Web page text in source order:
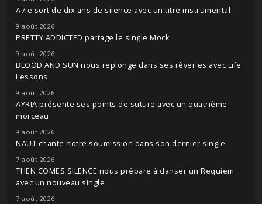
A7ie sort de dix ans de silence avec un titre instrumental
9 août 2026
PRETTY ADDICTED partage le single Mock
9 août 2026
BLOOD AND SUN nous replonge dans ses rêveries avec Life
Lessons
9 août 2026
AYRIA présente ses points de suture avec un quatrième
morceau
9 août 2026
NAUT chante notre soumission dans son dernier single
7 août 2026
THEN COMES SILENCE nous prépare à danser un Requiem
avec un nouveau single
7 août 2026